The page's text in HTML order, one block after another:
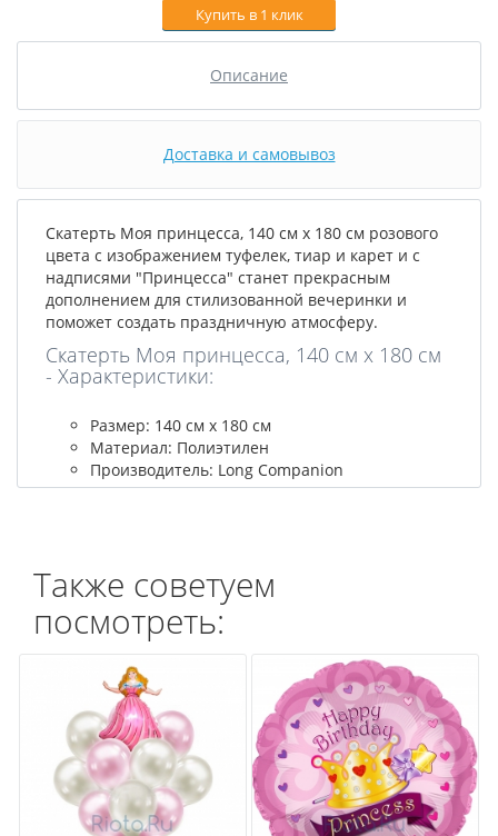
Купить в 1 клик
Описание
Доставка и самовывоз
Скатерть Моя принцесса, 140 см x 180 см розового
цвета с изображением туфелек, тиар и карет и с
надписями "Принцесса" станет прекрасным
дополнением для стилизованной вечеринки и
поможет создать праздничную атмосферу.
Скатерть Моя принцесса, 140 см x 180 см
- Характеристики:
Размер: 140 см x 180 см
Материал: Полиэтилен
Производитель: Long Companion
Также советуем
посмотреть: